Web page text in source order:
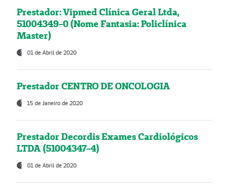
Prestador: Vipmed Clínica Geral Ltda,
51004349-0 (Nome Fantasia: Policlínica
Master)
01 de Abril de 2020
Prestador CENTRO DE ONCOLOGIA
15 de Janeiro de 2020
Prestador Decordis Exames Cardiológicos
LTDA (51004347-4)
01 de Abril de 2020